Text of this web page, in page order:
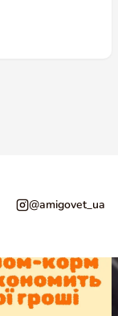
@amigovet_ua